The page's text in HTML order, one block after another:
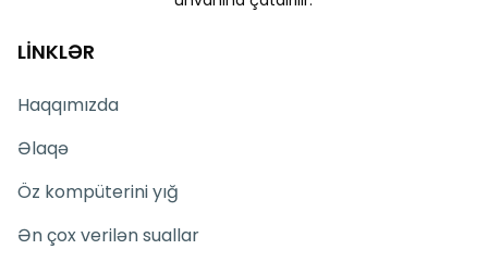
LİNKLƏR
Haqqımızda
Əlaqə
Öz kompüterini yığ
Ən çox verilən suallar